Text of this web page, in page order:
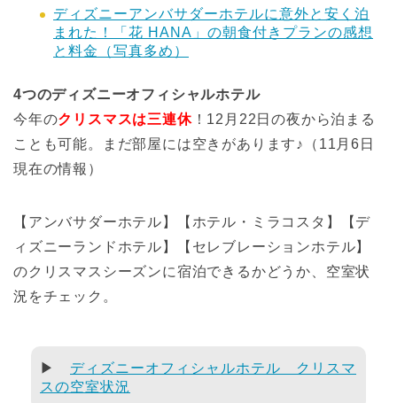
ディズニーアンバサダーホテルに意外と安く泊
まれた！「花 HANA」の朝食付きプランの感想
と料金（写真多め）
4つのディズニーオフィシャルホテル
今年のクリスマスは三連休！12月22日の夜から泊まる
ことも可能。まだ部屋には空きがあります♪（11月6日
現在の情報）
【アンバサダーホテル】【ホテル・ミラコスタ】【デ
ィズニーランドホテル】【セレブレーションホテル】
のクリスマスシーズンに宿泊できるかどうか、空室状
況をチェック。
▶ ディズニーオフィシャルホテル クリスマ
スの空室状況